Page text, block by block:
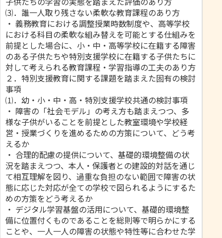
⑶．誰一人取り残さない柔軟な教育課程のあり方
・ 義務教育における調整授業時数制度や、高等学校
における科目の柔軟な組み替えを可能とする仕組みを
前提とした場合に、小・中・高等学校に在籍する障害
のある子供たちや特別支援学校に在籍する子供たちに
対して考えられる教育課程・学習指導の工夫のあり方
２．特別支援教育に関する課題を踏まえた固有の検討
事項
⑴．幼・小・中・高・特別支援学校共通の検討事項
・ 障害の「社会モデル」の考え方も踏まえつつ、多
様な子供がいることを前提とした教室環境や学校経
営・授業づくりを進めるための方策について、どう考
えるか
・ 合理的配慮の提供について、基礎的環境整備の状
況を踏まえつつ、本人・保護者との建設的対話を通じ
て相互理解を図り、過重な負担のない範囲で障害の状
態に応じた対応が全ての学校で図られるようにするた
めの方策をどう考えるか
・ デジタル学習基盤の活用について、基礎的環境整
備に位置付くものであることを総則等で明らかにする
ことや、一人一人の障害の状態や特性等に合わせた学